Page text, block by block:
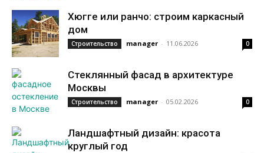
Хюгге или ранчо: строим каркасный
дом
Строительство manager - 11.06.2026 0
Стеклянный фасад в архитектуре
Москвы
Строительство manager - 05.02.2026 0
Ландшафтный дизайн: красота
круглый год